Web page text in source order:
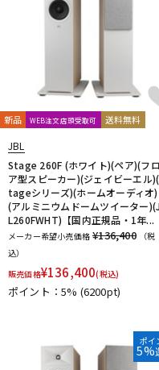
新品 WEB注文店頭受取可 送料無料
JBL
Stage 260F (ホワイト)(ペア)(フロ
ア型スピーカー)(ジェイビーエル
tageシリーズ)(ホームオーディオ)
(アルミニウムドームツイーター
L260FWHT)【国内正規品・1年...
メーカー希望小売価格 ¥136,400
（税
込）
販売価格¥136,400(税込)
ポイント：5% (6200pt)
ポイ
5%